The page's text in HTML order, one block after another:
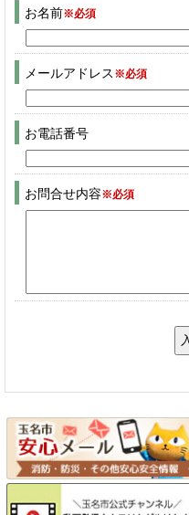
お名前※必須
メールアドレス ※必須
お電話番号
お問合せ内容※必須